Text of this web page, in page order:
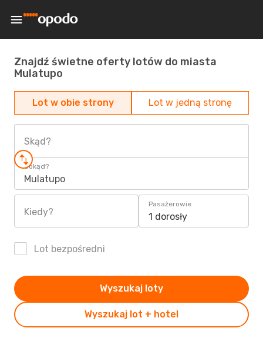
Znajdź świetne oferty lotów do miasta
Mulatupo
Lot w obie strony Lot w jedną stronę
Skąd?
Dokąd?
Mulatupo
Kiedy?
Pasażerowie
1 dorosły
Lot bezpośredni
Wyszukaj lot + hotel
Wyszukaj loty